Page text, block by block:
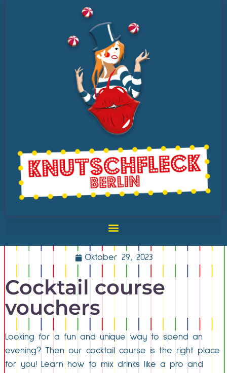
Oktober 29, 2023
Cocktail course
vouchers
Looking for a fun and unique way to spend an
evening? Then our cocktail course is the right place
for you! Learn how to mix drinks like a pro and